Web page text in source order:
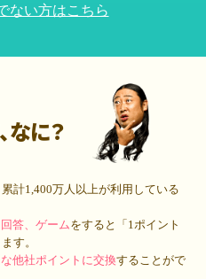
ない方はこちら
なに？
計1,400万人 以上が利用している
答、ゲームをすると「1ポイント
す。
他社ポイントに交換することがで